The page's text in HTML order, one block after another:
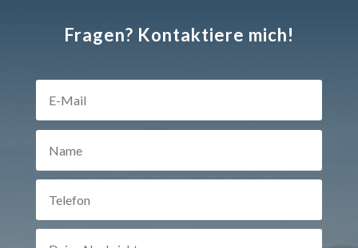
Fragen? Kontaktiere mich!